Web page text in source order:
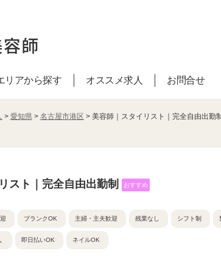
リアから探す オススメ求人 お問合せ
> 愛知県> 名古屋市港区 > 美容師｜スタイリスト｜完全自由出勤制
スト｜完全自由出勤制 おすすめ
ブランクOK 主婦・主夫歓迎 残業なし シフト制
即日払いOK ネイルOK